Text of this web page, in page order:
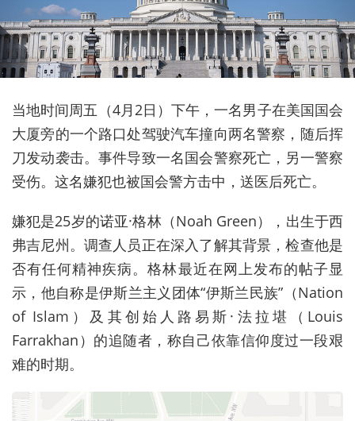
当地时间周五（4月2日）下午，一名男子在美国国会
大厦旁的一个路口处驾驶汽车撞向两名警察，随后挥
刀发动袭击。事件导致一名国会警察死亡，另一警察
受伤。这名嫌犯也被国会警方击中，送医后死亡。
嫌犯是25岁的诺亚·格林（Noah Green），出生于西
弗吉尼州。调查人员正在深入了解其背景，检查他是
否有任何精神疾病。格林最近在网上发布的帖子显
示，他自称是伊斯兰主义团体“伊斯兰民族”（Nation
of Islam）及其创始人路易斯·法拉堪（Louis
Farrakhan）的追随者，称自己依靠信仰度过一段艰
难的时期。